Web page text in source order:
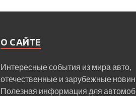
О САЙТЕ
Интересные события из мира авто,
отечественные и зарубежные
Полезная информация для